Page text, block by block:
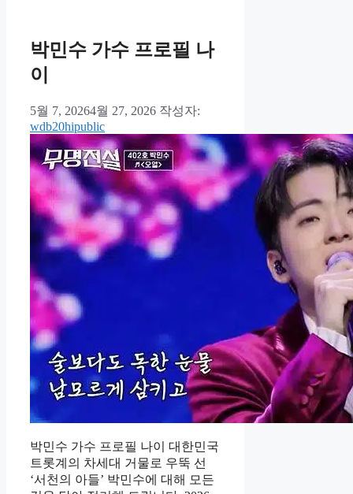
박민수 가수 프로필 나
이
5월 7, 20264월 27, 2026 작성자:
wdb20hipublic
박민수 가수 프로필 나이 대한민국
트롯계의 차세대 거물로 우뚝 선
‘서천의 아들’ 박민수에 대해 모든